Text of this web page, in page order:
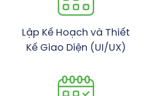
Lập Kế Hoạch và Thiết
Kế Giao Diện (UI/UX)